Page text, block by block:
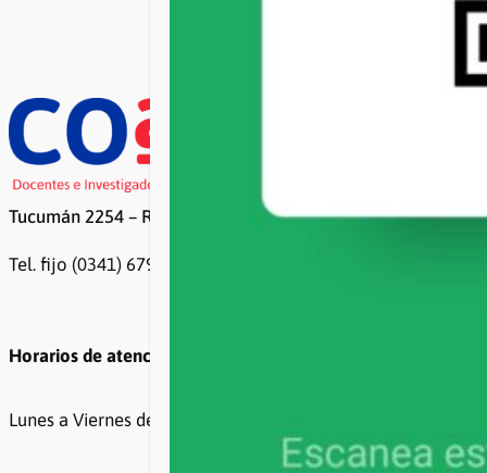
Tucumán 2254 – Rosario
Tel. fijo (0341) 6799500 / 6799499
Horarios de atención
Lunes a Viernes de 8 a 20hs